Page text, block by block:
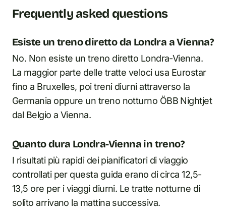
Frequently asked questions
Esiste un treno diretto da Londra a Vienna?
No. Non esiste un treno diretto Londra-Vienna.
La maggior parte delle tratte veloci usa Eurostar
fino a Bruxelles, poi treni diurni attraverso la
Germania oppure un treno notturno ÖBB Nightjet
dal Belgio a Vienna.
Quanto dura Londra-Vienna in treno?
I risultati più rapidi dei pianificatori di viaggio
controllati per questa guida erano di circa 12,5-
13,5 ore per i viaggi diurni. Le tratte notturne di
solito arrivano la mattina successiva.